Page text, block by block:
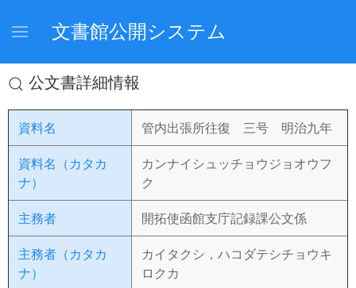
文書館公開システム
公文書詳細情報
資料名 管内出張所往復 三号 明治九年
資料名（カタカ
ナ）
カンナイシュッチョウジョオウフ
ク
主務者 開拓使函館支庁記録課公文係
主務者（カタカ
ナ）
カイタクシ，ハコダテシチョウキ
ロクカ